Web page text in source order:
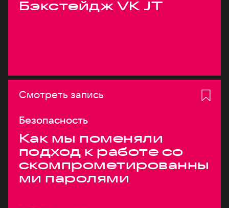
Бэкстейдж VK JT
Смотреть запись
Безопасность
Как мы поменяли
подход к работе со
скомпрометированны
ми паролями